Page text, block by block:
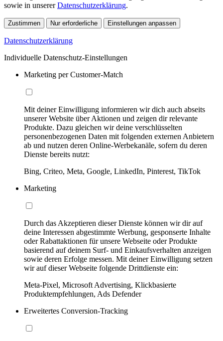
sowie in unsererDatenschutzerklärung.
Zustimmen Nur erforderliche Einstellungen anpassen
Datenschutzerklärung
Individuelle Datenschutz-Einstellungen
Marketing per Customer-Match
Mit deiner Einwilligung informieren wir dich auch abseits
unserer Website über Aktionen und zeigen dir relevante
Produkte. Dazu gleichen wir deine verschlüsselten
personenbezogenen Daten mit folgenden externen Anbietern
ab und nutzen deren Online-Werbekanäle, sofern du deren
Dienste bereits nutzt:
Bing, Criteo, Meta, Google, LinkedIn, Pinterest, TikTok
Marketing
Durch das Akzeptieren dieser Dienste können wir dir auf
deine Interessen abgestimmte Werbung, gesponserte Inhalte
oder Rabattaktionen für unsere Webseite oder Produkte
basierend auf deinem Surf- und Einkaufsverhalten anzeigen
sowie deren Erfolge messen. Mit deiner Einwilligung setzen
wir auf dieser Webseite folgende Drittdienste ein:
Meta-Pixel, Microsoft Advertising, Klickbasierte
Produktempfehlungen, Ads Defender
Erweitertes Conversion-Tracking